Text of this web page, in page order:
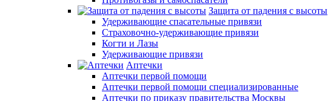
Защита от падения с высоты
Удерживающие спасательные привязи
Страховочно-удерживающие привязи
Когти и Лазы
Удерживающие привязи
Аптечки
Аптечки первой помощи
Аптечки первой помощи специализированные
Аптечки по приказу правительства Москвы